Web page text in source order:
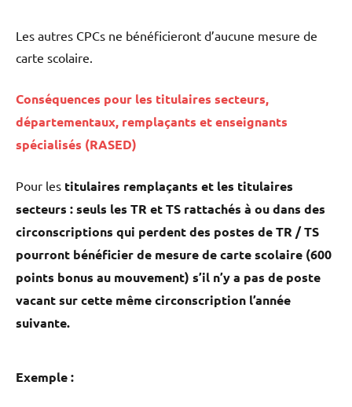
Les autres CPCs ne bénéficieront d’aucune mesure de
carte scolaire.
Conséquences pour les titulaires secteurs,
départementaux, remplaçants et enseignants
spécialisés (RASED)
Pour les titulaires remplaçants et les titulaires
secteurs : seuls les TR et TS rattachés à ou dans des
circonscriptions qui perdent des postes de TR / TS
pourront bénéficier de mesure de carte scolaire (600
points bonus au mouvement) s’il n’y a pas de poste
vacant sur cette même circonscription l’année
suivante.
Exemple :